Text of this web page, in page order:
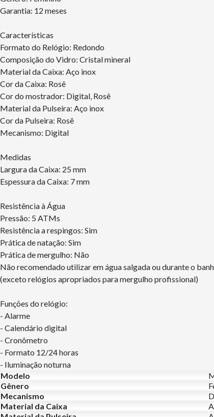
Garantia: 12 meses
Características
Formato do Relógio: Redondo
Composição do Vidro: Cristal mineral
Material da Caixa: Aço inox
Cor da Caixa: Rosê
Cor do mostrador: Digital, Rosê
Material da Pulseira: Aço inox
Cor da Pulseira: Rosê
Mecanismo: Digital
Medidas
Largura da Caixa: 25 mm
Espessura da Caixa: 7 mm
Resistência à Água
Pressão: 5 ATMs
Resistência a respingos: Sim
Prática de natação: Sim
Prática de mergulho: Não
Não recomendado utilizar em água salgada ou durante o
(exceto relógios apropriados para mergulho profissional)
Funções do relógio:
- Alarme
- Calendário digital
- Cronômetro
- Formato 12/24 horas
- Iluminação noturna
Modelo
Gênero
Mecanismo
Material da Caixa